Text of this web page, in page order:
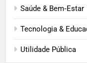
Saúde & Bem‑Estar
Tecnologia &
Utilidade Pública